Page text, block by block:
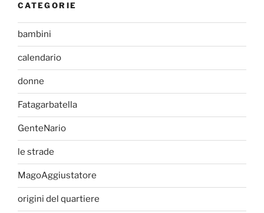
CATEGORIE
bambini
calendario
donne
Fatagarbatella
GenteNario
le strade
MagoAggiustatore
origini del quartiere